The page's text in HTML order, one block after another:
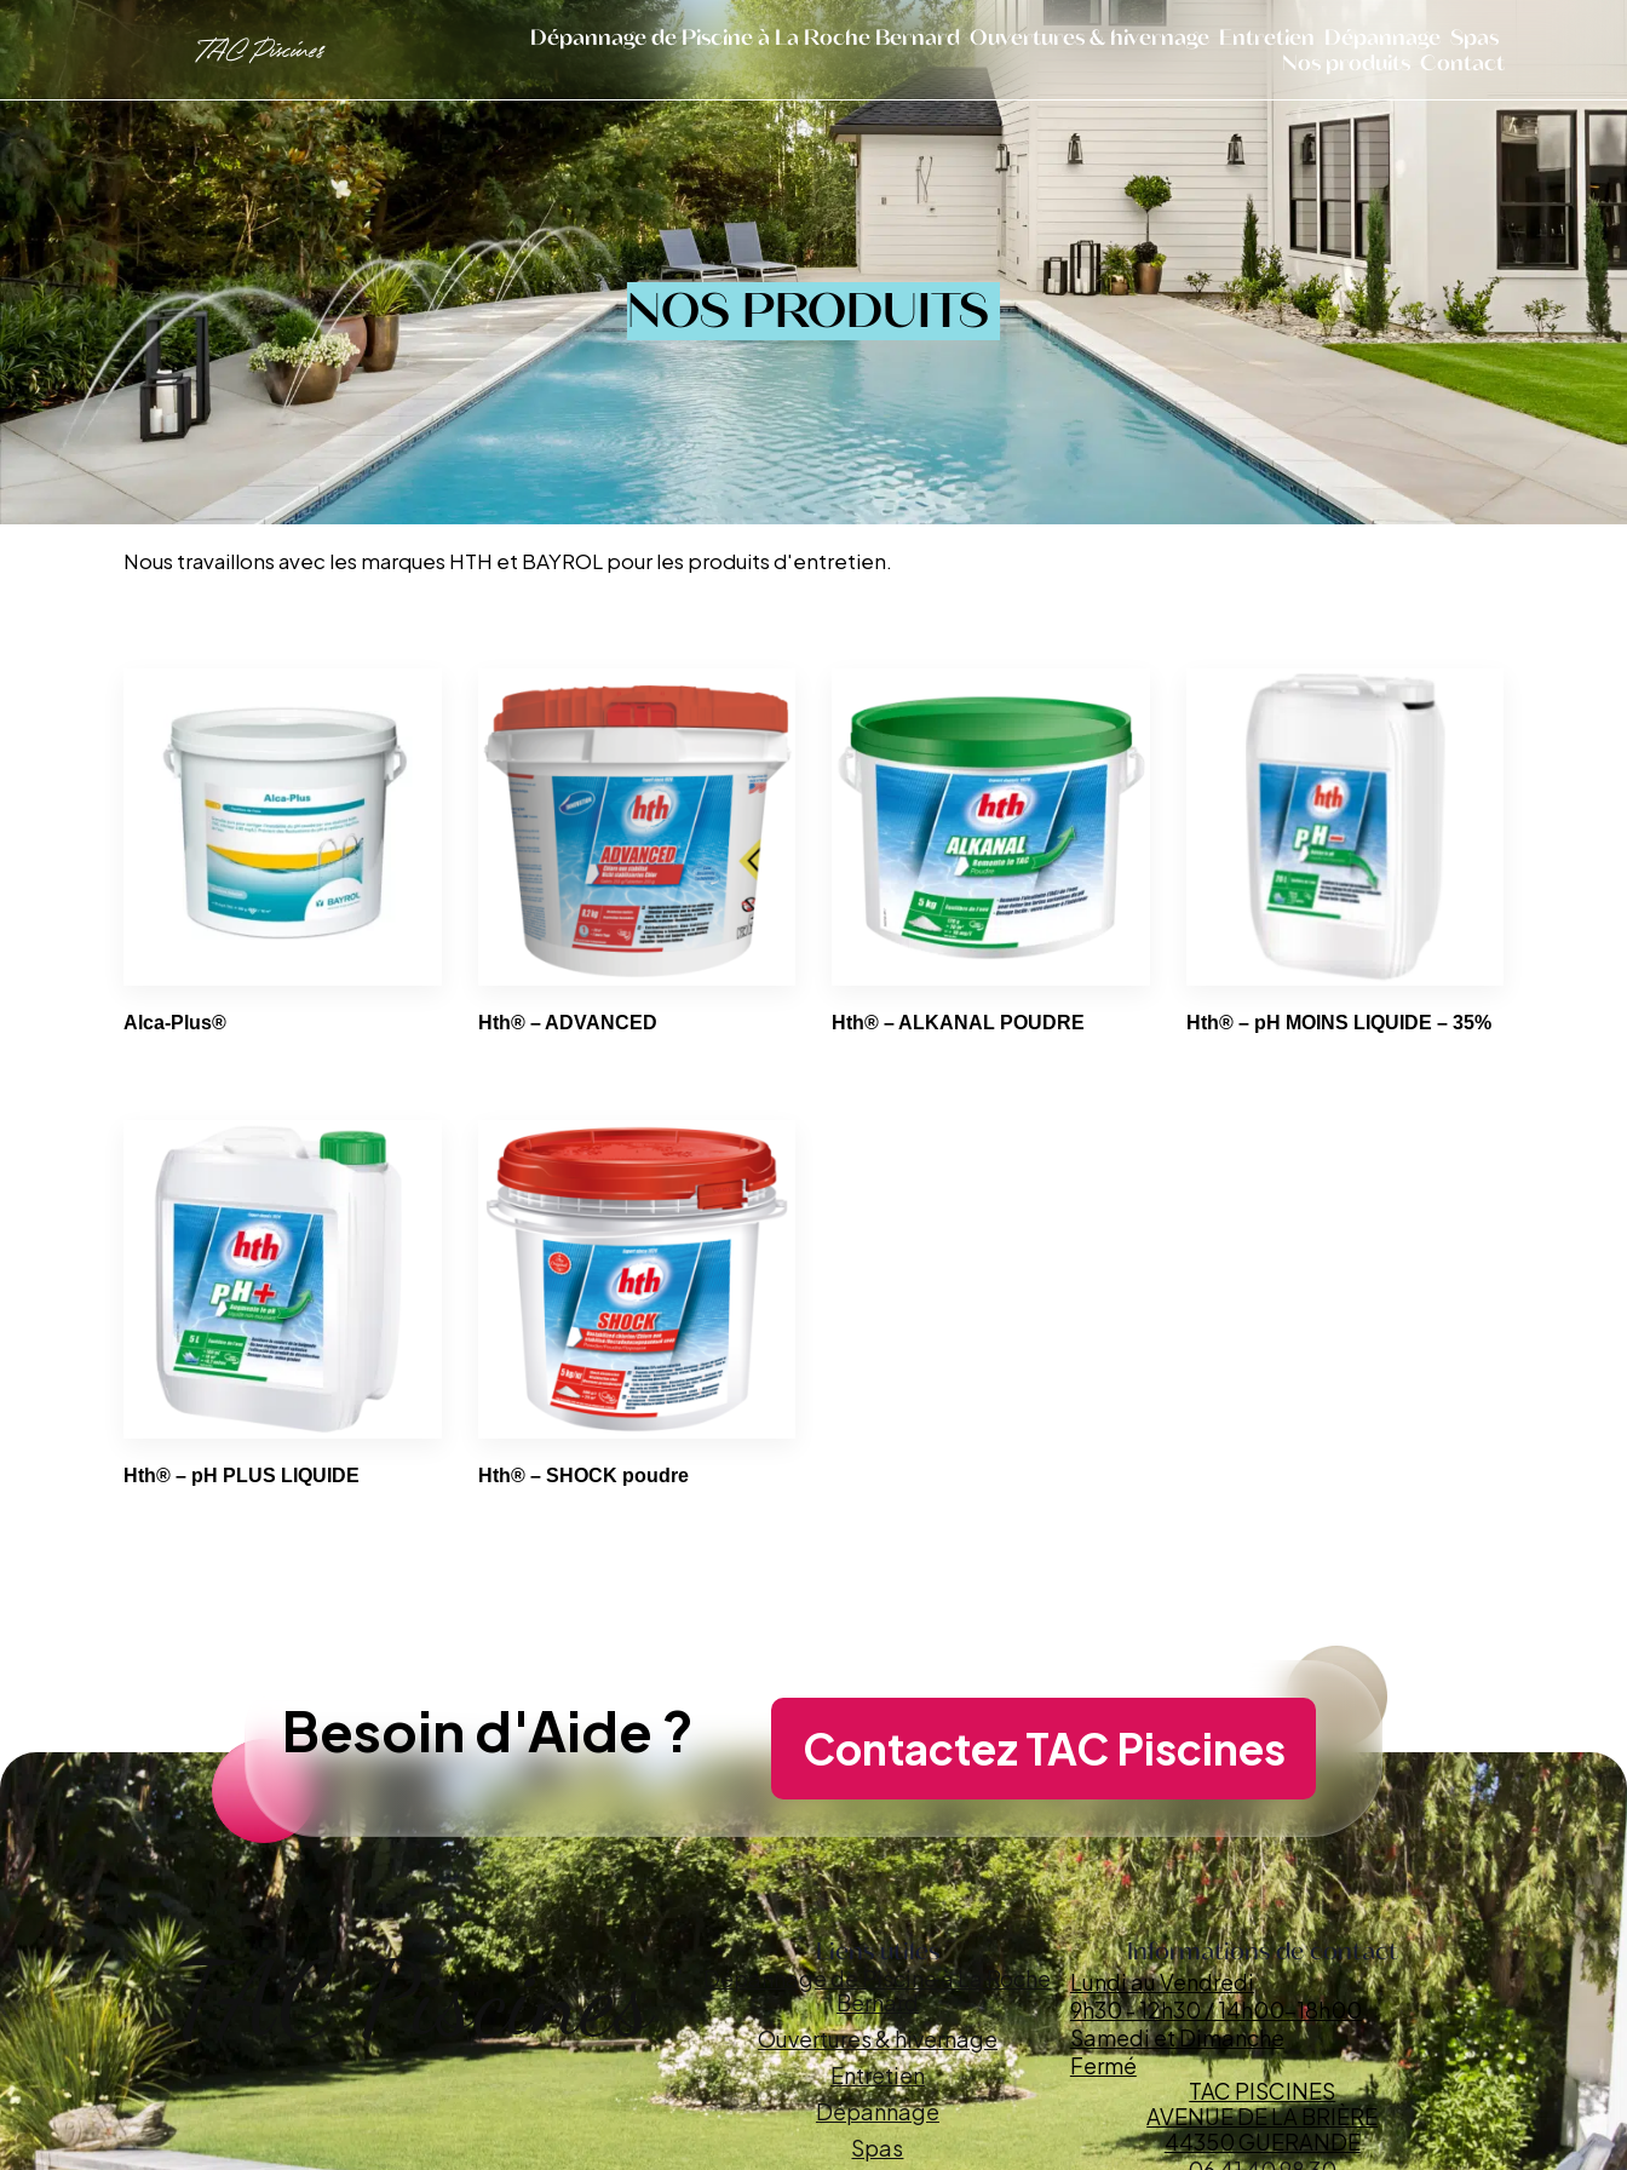
TAC Piscines Dépannage de Piscine à La Roche Bernard Ouvertures & hivernage Entretien Dépannage Spas
Nos produits Contact
NOS PRODUITS
Nous travaillons avec les marques HTH et BAYROL pour les produits d'entretien.
Alca-Plus® Hth® – ADVANCED Hth® – ALKANAL POUDRE Hth® – pH MOINS LIQUIDE – 35%
Hth® – pH PLUS LIQUIDE Hth® – SHOCK poudre
Besoin d'Aide ? Contactez TAC Piscines
TAC Piscines Liens utiles
Dépannage de Piscine à La Roche
Bernard
Ouvertures & hivernage
Entretien
Dépannage
Spas
Informations de contact
Lundi au Vendredi
9h30 - 12h30 / 14h00-18h00
Samedi et Dimanche
Fermé
TAC PISCINES
AVENUE DE LA BRIÈRE
44350 GUERANDE